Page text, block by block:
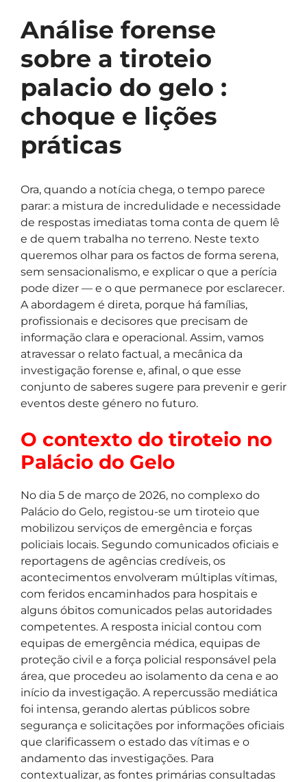
Análise forense
sobre a tiroteio
palacio do gelo :
choque e lições
práticas
Ora, quando a notícia chega, o tempo parece
parar: a mistura de incredulidade e necessidade
de respostas imediatas toma conta de quem lê
e de quem trabalha no terreno. Neste texto
queremos olhar para os factos de forma serena,
sem sensacionalismo, e explicar o que a perícia
pode dizer — e o que permanece por esclarecer.
A abordagem é direta, porque há famílias,
profissionais e decisores que precisam de
informação clara e operacional. Assim, vamos
atravessar o relato factual, a mecânica da
investigação forense e, afinal, o que esse
conjunto de saberes sugere para prevenir e gerir
eventos deste género no futuro.
O contexto do tiroteio no
Palácio do Gelo
No dia 5 de março de 2026, no complexo do
Palácio do Gelo, registou-se um tiroteio que
mobilizou serviços de emergência e forças
policiais locais. Segundo comunicados oficiais e
reportagens de agências credíveis, os
acontecimentos envolveram múltiplas vítimas,
com feridos encaminhados para hospitais e
alguns óbitos comunicados pelas autoridades
competentes. A resposta inicial contou com
equipas de emergência médica, equipas de
proteção civil e a força policial responsável pela
área, que procedeu ao isolamento da cena e ao
início da investigação. A repercussão mediática
foi intensa, gerando alertas públicos sobre
segurança e solicitações por informações oficiais
que clarificassem o estado das vítimas e o
andamento das investigações. Para
contextualizar, as fontes primárias consultadas